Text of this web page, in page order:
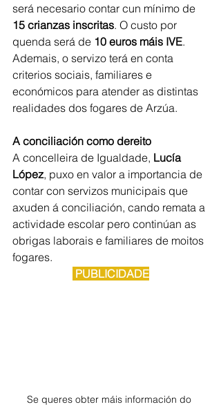
será necesario contar cun mínimo de
15 crianzas inscritas. O custo por
quenda será de 10 euros máis IVE.
Ademais, o servizo terá en conta
criterios sociais, familiares e
económicos para atender as distintas
realidades dos fogares de Arzúa.
A conciliación como dereito
A concelleira de Igualdade, Lucía
López, puxo en valor a importancia de
contar con servizos municipais que
axuden á conciliación, cando remata a
actividade escolar pero continúan as
obrigas laborais e familiares de moitos
fogares.
PUBLICIDADE
Se queres obter máis información do